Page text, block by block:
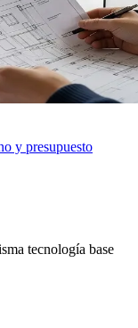
y presupuesto
tecnología base